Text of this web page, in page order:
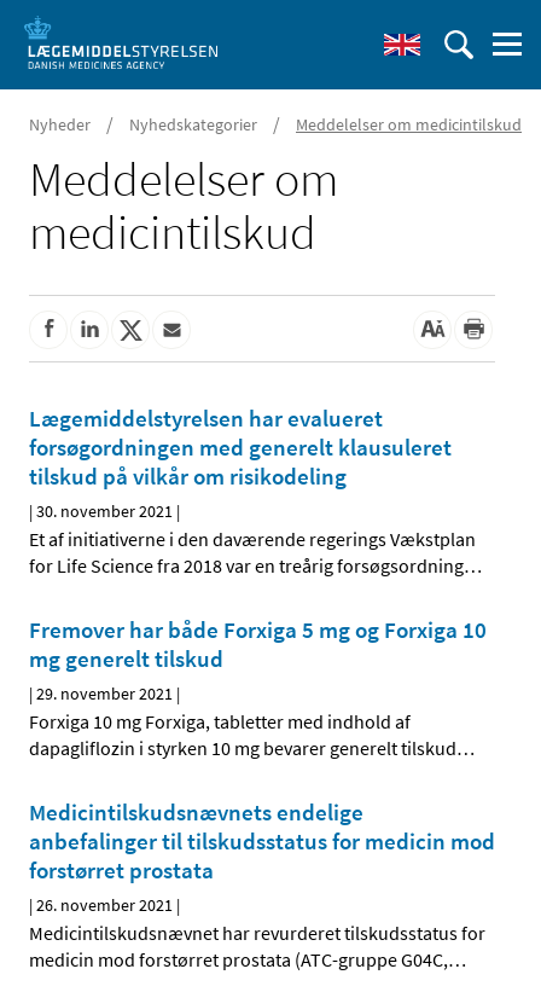
Nyheder / Nyhedskategorier / Meddelelser om medicintilskud
Meddelelser om
medicintilskud
Lægemiddelstyrelsen har evalueret
forsøgordningen med generelt klausuleret
tilskud på vilkår om risikodeling
|30. november 2021 |
Et af initiativerne i den daværende regerings Vækstplan
for Life Science fra 2018 var en treårig forsøgsordning…
Fremover har både Forxiga 5 mg og Forxiga 10
mg generelt tilskud
|29. november 2021 |
Forxiga 10 mg Forxiga, tabletter med indhold af
dapagliflozin i styrken 10 mg bevarer generelt tilskud…
Medicintilskudsnævnets endelige
anbefalinger til tilskudsstatus for medicin mod
forstørret prostata
|26. november 2021 |
Medicintilskudsnævnet har revurderet tilskudsstatus for
medicin mod forstørret prostata (ATC-gruppe G04C,…